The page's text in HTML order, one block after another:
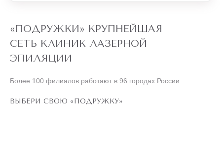
«ПОДРУЖКИ» КРУПНЕЙШАЯ
СЕТЬ КЛИНИК ЛАЗЕРНОЙ
ЭПИЛЯЦИИ
Более 100 филиалов работают в 96 городах России
ВЫБЕРИ СВОЮ «ПОДРУЖКУ»